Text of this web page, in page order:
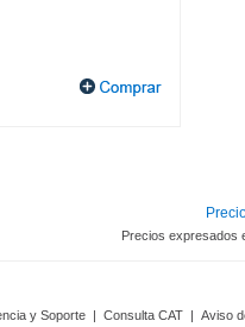
Precios expresados
y Soporte | Consulta CAT | Aviso